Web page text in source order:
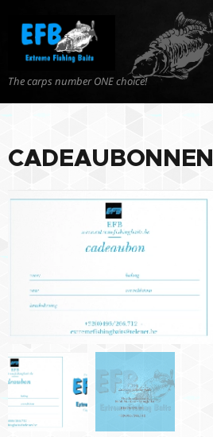
The carps number ONE choice!
CADEAUBONNEN